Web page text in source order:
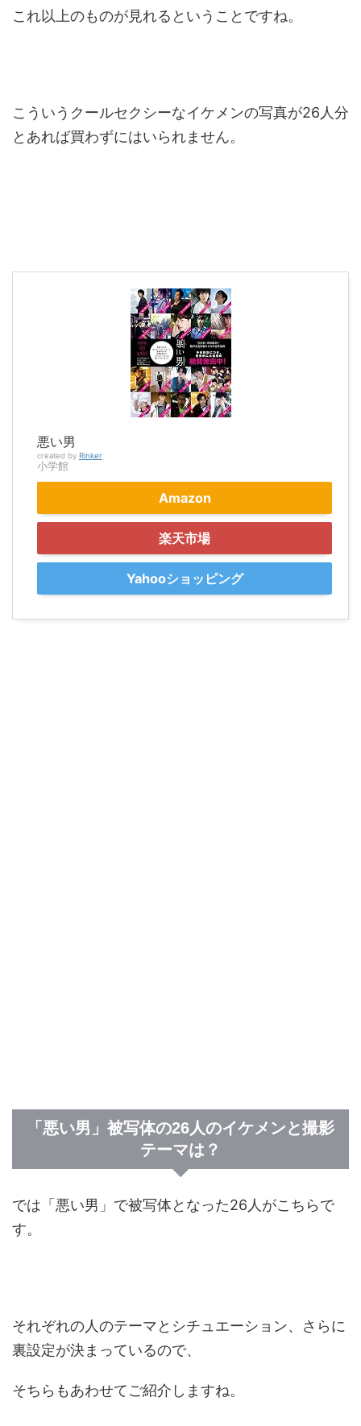
これ以上のものが見れるということですね。
こういうクールセクシーなイケメンの写真が26人分
とあれば買わずにはいられません。
悪い男
created by Rinker
小学館
Amazon
楽天市場
Yahooショッピング
「悪い男」被写体の26人のイケメンと撮影
テーマは？
では「悪い男」で被写体となった26人がこちらで
す。
それぞれの人のテーマとシチュエーション、さらに
裏設定が決まっているので、
そちらもあわせてご紹介しますね。